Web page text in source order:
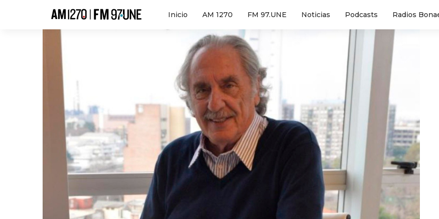
Inicio AM 1270 FM 97.UNE Noticias Podcasts Radios